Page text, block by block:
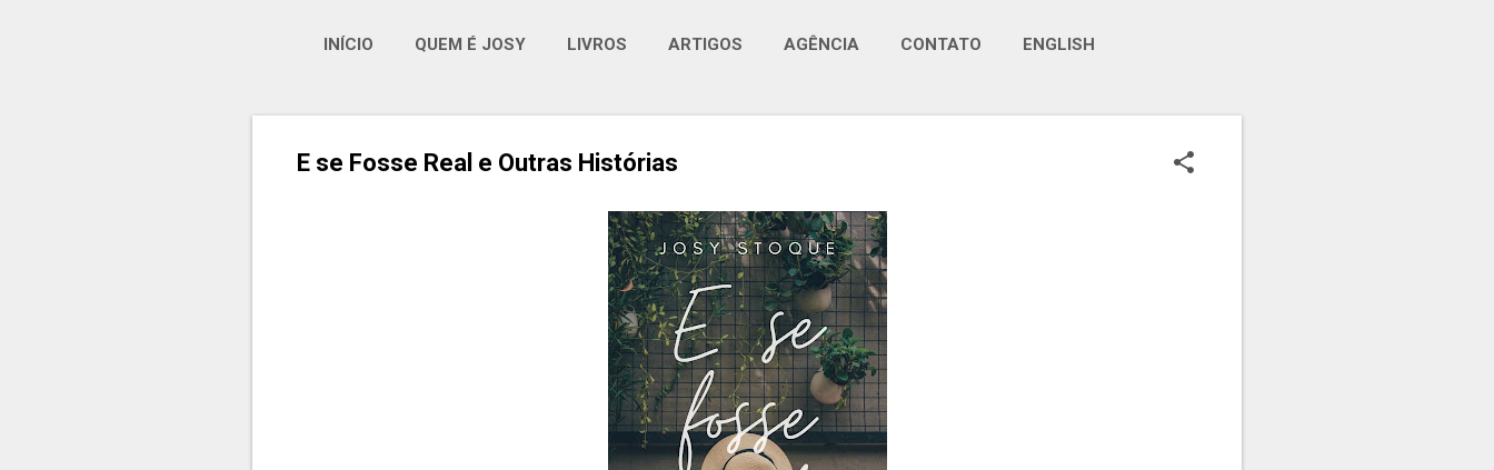
INÍCIO QUEM É JOSY LIVROS ARTIGOS AGÊNCIA CONTATO ENGLISH
E se Fosse Real e Outras Histórias